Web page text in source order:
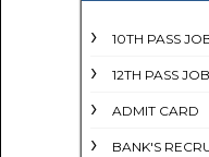
10TH PASS
12TH PASS JOB
ADMIT CARD
BANK'S